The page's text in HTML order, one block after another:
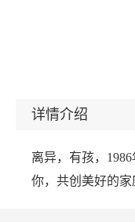
详情介绍
离异，有孩，
你，共创美好的家